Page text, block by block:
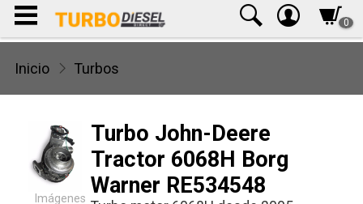
0
Inicio Turbos
Turbo John-Deere
Tractor 6068H Borg
Warner RE534548
Imágenes